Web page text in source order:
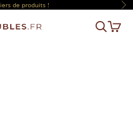
de produits !
Panier